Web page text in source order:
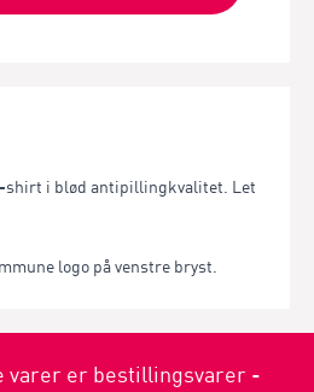
i blød antipillingkvalitet. Let
logo på venstre bryst.
varer er bestillingsvarer -